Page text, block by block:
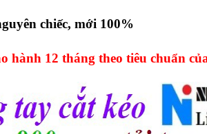
chiếc, mới 100%
hành 12 tháng theo tiêu chuẩn